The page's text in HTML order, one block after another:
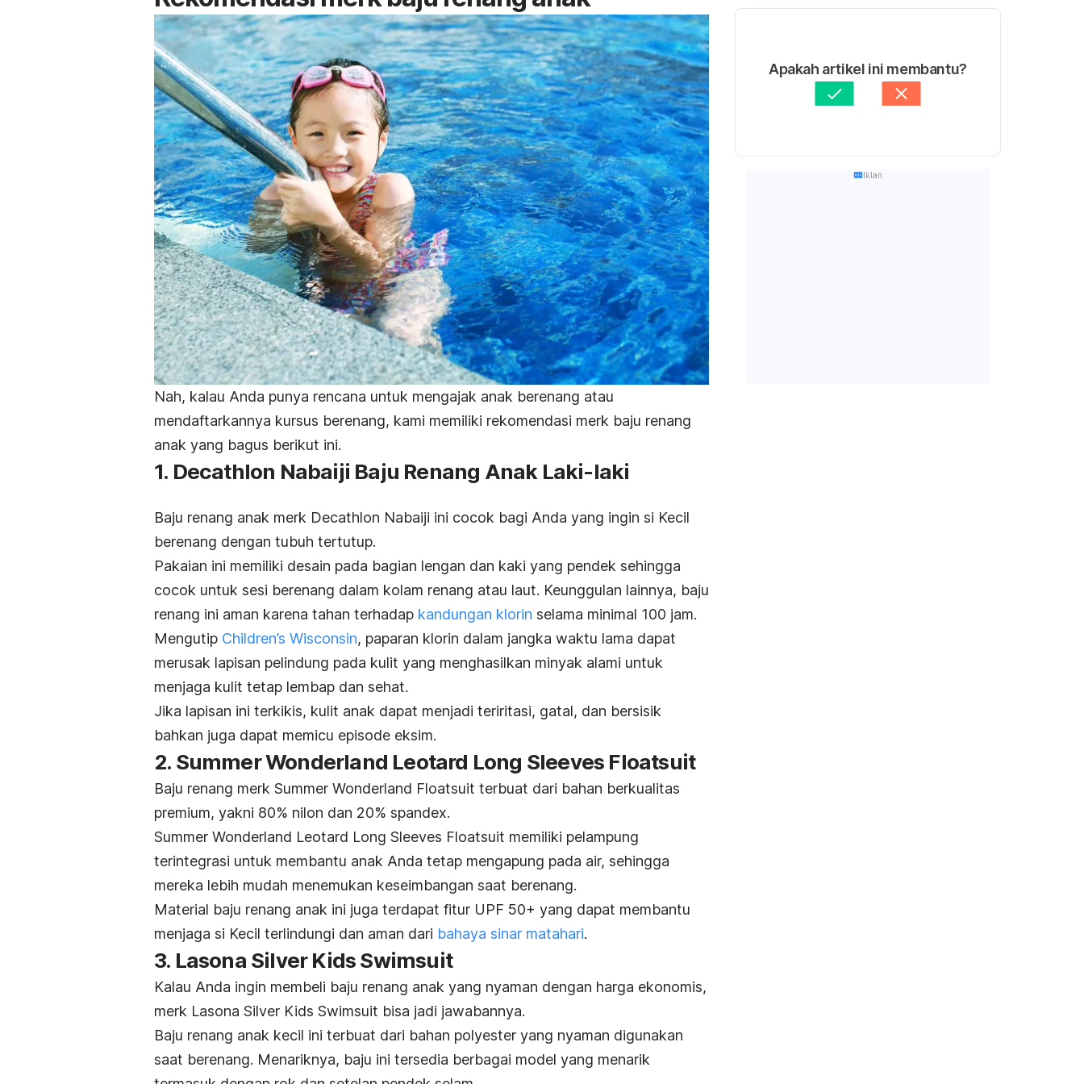
Nah, kalau Anda punya rencana untuk mengajak anak berenang atau
mendaftarkannya kursus berenang, kami memiliki rekomendasi merk baju renang
anak yang bagus berikut ini.
1. Decathlon Nabaiji Baju Renang Anak Laki-laki
Baju renang anak merk Decathlon Nabaiji ini cocok bagi Anda yang ingin si Kecil
berenang dengan tubuh tertutup.
Pakaian ini memiliki desain pada bagian lengan dan kaki yang pendek sehingga
cocok untuk sesi berenang dalam kolam renang atau laut. Keunggulan lainnya, baju
renang ini aman karena tahan terhadap kandungan klorin selama minimal 100 jam.
Mengutip Children’s Wisconsin, paparan klorin dalam jangka waktu lama dapat
merusak lapisan pelindung pada kulit yang menghasilkan minyak alami untuk
menjaga kulit tetap lembap dan sehat.
Jika lapisan ini terkikis, kulit anak dapat menjadi teriritasi, gatal, dan bersisik
bahkan juga dapat memicu episode eksim.
2. Summer Wonderland Leotard Long Sleeves Floatsuit
Baju renang merk Summer Wonderland Floatsuit terbuat dari bahan berkualitas
premium, yakni 80% nilon dan 20% spandex.
Summer Wonderland Leotard Long Sleeves Floatsuit memiliki pelampung
terintegrasi untuk membantu anak Anda tetap mengapung pada air, sehingga
mereka lebih mudah menemukan keseimbangan saat berenang.
Material baju renang anak ini juga terdapat fitur UPF 50+ yang dapat membantu
menjaga si Kecil terlindungi dan aman dari bahaya sinar matahari.
3. Lasona Silver Kids Swimsuit
Kalau Anda ingin membeli baju renang anak yang nyaman dengan harga ekonomis,
merk Lasona Silver Kids Swimsuit bisa jadi jawabannya.
Baju renang anak kecil ini terbuat dari bahan polyester yang nyaman digunakan
saat berenang. Menariknya, baju ini tersedia berbagai model yang menarik
Apakah artikel ini membantu?
Iklan